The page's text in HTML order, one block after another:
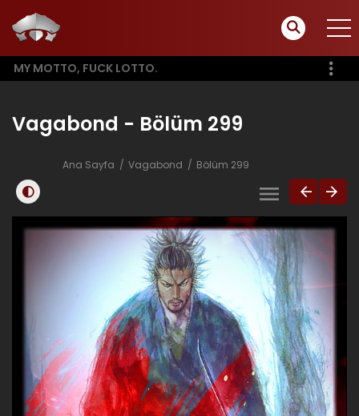
MY MOTTO, FUCK LOTTO.
Vagabond - Bölüm 299
Ana Sayfa Vagabond Bölüm 299